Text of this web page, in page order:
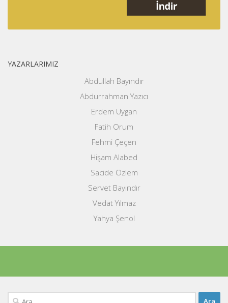
YAZARLARIMIZ
Abdullah Bayındır
Abdurrahman Yazıcı
Erdem Uygan
Fatih Orum
Fehmi Çeçen
Hişam Alabed
Sacide Özlem
Servet Bayındır
Vedat Yılmaz
Yahya Şenol
Arama: